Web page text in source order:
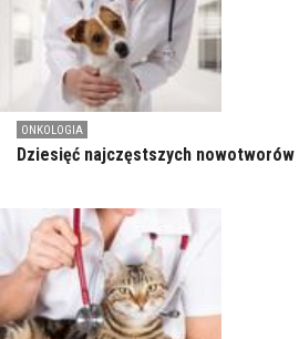
ONKOLOGIA
Dziesięć najczęstszych nowotworów